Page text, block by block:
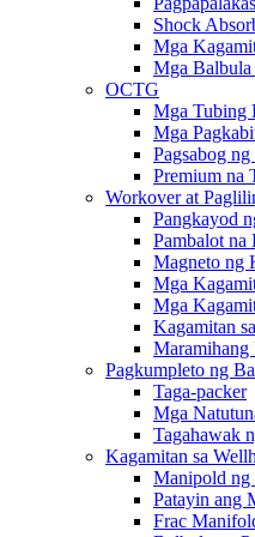
Shock
Mga
Mga Balbula
OCTG
Mga Tubing
Mga
Pagsabog
Premium na
Workover at
Pangkayod
Pambalot na
Magneto ng
Mga
Mga
Kagamitan
Pagkumpleto ng
Taga-packer
Mga
Tagahawak
Kagamitan sa
Manipold ng
Patayin ang
Frac